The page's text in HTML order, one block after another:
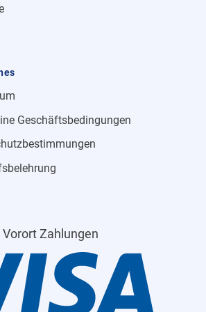
Geschäftsbedingungen
Vorort Zahlungen